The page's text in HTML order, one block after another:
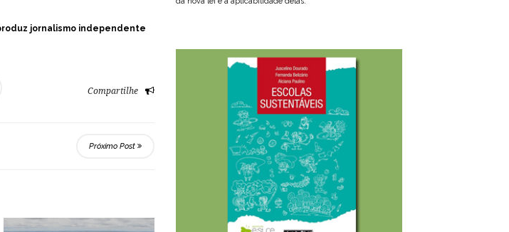
jornalismo independente
Compartilhe
Próximo Post